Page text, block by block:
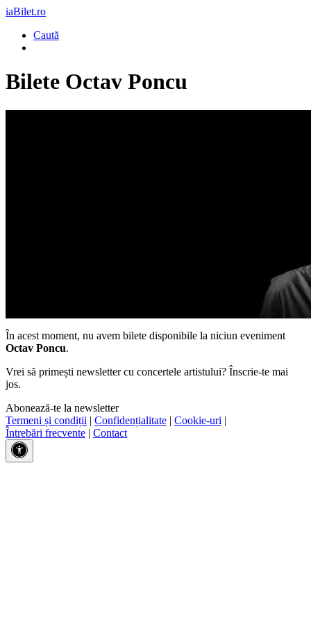
iaBilet.ro
Caută
Bilete Octav Poncu
În acest moment, nu avem bilete disponibile la niciun eveniment
Octav Poncu.
Vrei să primești newsletter cu concertele artistului? Înscrie-te mai
jos.
Abonează-te la newsletter
Termeni și condiții | Confidențialitate | Cookie-uri |
Întrebări frecvente | Contact